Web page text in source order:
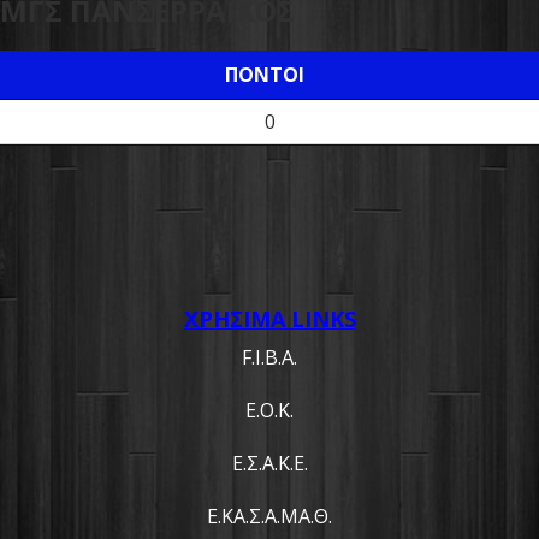
ΜΓΣ ΠΑΝΣΕΡΡΑΪΚΟΣ
ΠΌΝΤΟΙ
0
ΧΡΗΣΙΜΑ LINKS
F.I.B.A.
Ε.Ο.Κ.
Ε.Σ.Α.Κ.Ε.
Ε.ΚΑ.Σ.Α.ΜΑ.Θ.